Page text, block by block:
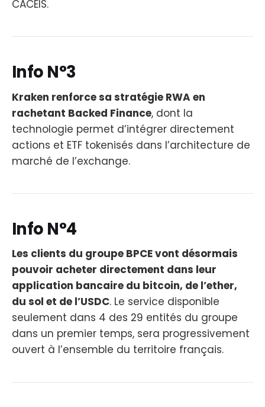
CACEIS.
Info N°3
Kraken renforce sa stratégie RWA en
rachetant Backed Finance, dont la
technologie permet d’intégrer directement
actions et ETF tokenisés dans l’architecture de
marché de l’exchange.
Info N°4
Les clients du groupe BPCE vont désormais
pouvoir acheter directement dans leur
application bancaire du bitcoin, de l’ether,
du sol et de l’USDC. Le service disponible
seulement dans 4 des 29 entités du groupe
dans un premier temps, sera progressivement
ouvert à l’ensemble du territoire français.